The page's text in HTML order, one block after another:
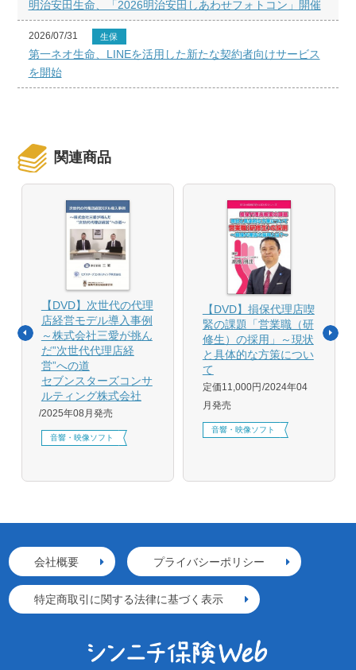
明治安田生命、「2026明治安田しあわせフォトコン」開催
2026/07/31 生保
第一ネオ生命、LINEを活用した新たな契約者向けサービス
を開始
関連商品
【DVD】次世代の代理
店経営モデル導入事例
～株式会社三愛が挑ん
だ”次世代代理店経
営”への道
セブンスターズコンサ
ルティング株式会社
2025年08月発売
音響・映像ソフト
【DVD】損保代理店喫
緊の課題「営業職（研
修生）の採用」～現状
と具体的な方策につい
て
定価11,000円 2024年04
月発売
音響・映像ソフト
会社概要 プライバシーポリシー
特定商取引に関する法律に基づく表示